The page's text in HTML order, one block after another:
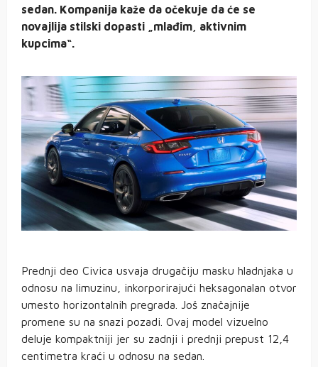
sedan. Kompanija kaže da očekuje da će se
novajlija stilski dopasti „mlađim, aktivnim
kupcima“.
Prednji deo Civica usvaja drugačiju masku hladnjaka u
odnosu na limuzinu, inkorporirajući heksagonalan otvor
umesto horizontalnih pregrada. Još značajnije
promene su na snazi pozadi. Ovaj model vizuelno
deluje kompaktniji jer su zadnji i prednji prepust 12,4
centimetra kraći u odnosu na sedan.